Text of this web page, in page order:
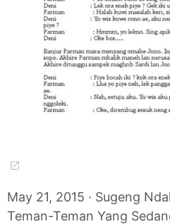
May 21, 2015 · Sugeng
Teman-Teman Yang